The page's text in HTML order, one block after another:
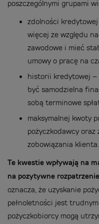
poszczególnymi grupami
zdolności
więcej ze względu
zawodowe i mieć
umowy o pracę na
historii kredytowej –
być samodzielna
sobą terminowe
maksymalnej kwoty
pożyczkodawcy oraz
zobowiązania klienta.
Te kwestie wpływają na
na pozytywne
oznacza, że uzyskanie
pełnoletności jest
pożyczkobiorcy mogą